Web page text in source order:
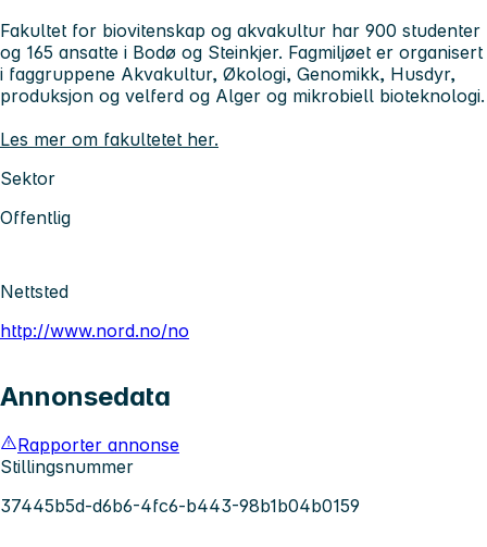
Fakultet for biovitenskap og akvakultur har 900 studenter
og 165 ansatte i Bodø og Steinkjer. Fagmiljøet er organisert
i faggruppene Akvakultur, Økologi, Genomikk, Husdyr,
produksjon og velferd og Alger og mikrobiell bioteknologi.
Les mer om fakultetet her.
Sektor
Offentlig
Nettsted
http://www.nord.no/no
Annonsedata
Rapporter annonse
Stillingsnummer
37445b5d-d6b6-4fc6-b443-98b1b04b0159